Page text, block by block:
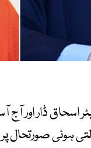
اسحاق ڈار اور
ہوئی صورتحال پر